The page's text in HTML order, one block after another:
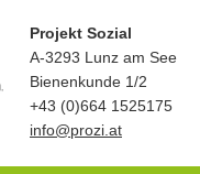
Projekt Sozial
A-3293 Lunz am See
Bienenkunde 1/2
+43 (0)664 1525175
info@prozi.at